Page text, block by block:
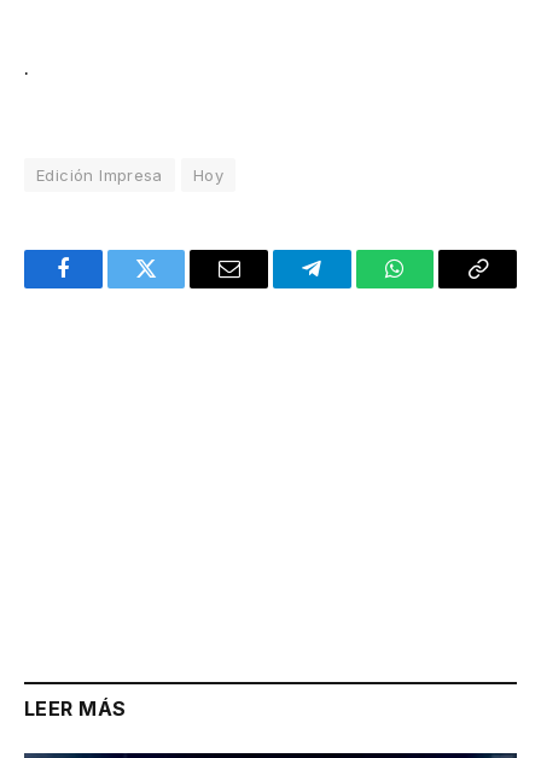
.
Edición Impresa Hoy
FacebookTwitter Email TelegramWhatsAppCopy
LEER MÁS